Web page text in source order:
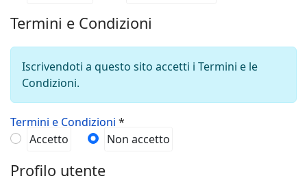
Termini e Condizioni
Iscrivendoti a questo sito accetti i Termini e le
Condizioni.
Termini e Condizioni *
Accetto
Non accetto
Profilo utente